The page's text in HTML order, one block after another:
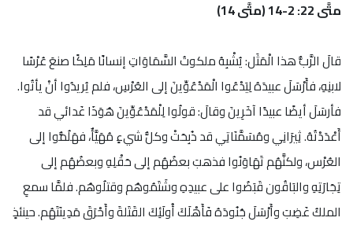
متَّى 22: 2-14 (متَّى 14)
قالَ الرَّبُّ هذا الْمَثَل: يُشْبِهُ ملكوتُ السَّمَاوَاتِ إنسانًا مَلِكًا صنعَ عُرْسًا
لابنِهِ، فأَرْسَلَ عبيدَهُ لِيَدْعُوا الْمَدْعُوِّينَ إلى العُرْسِ، فلم يُريدُوا أنْ يأتُوا.
فأرسَلَ أيضًا عبيدًا آخَرِينَ وقالَ: قولُوا لِلْمَدْعُوِّينَ هُوَذَا غَدائي قد
أَعْدَدْتُهُ. ثِيرَانِي ومُسَمَّنَاتِي قد ذُبِحَتْ وكلُّ شيءٍ مُهَيَّأٌ، فهَلُمُّوا إلى
العُرْس، ولكنَّهُم تَهَاوَنُوا فذهبَ بعضُهُم إلى حَقْلِهِ وبعضُهُم إلى
تِجَارَتِهِ والبَاقُون قَبَضُوا على عبيدِهِ وشَتَمُوهُم وقتلُوهُم. فلمَّا سمعِ
الملكُ غَضِبَ وأَرْسَلَ جُنُودَهُ فَأَهْلَكَ أُولَئِكَ القَتَلةَ وأَحْرَقَ مَدِينَتَهُم. حينئذٍ